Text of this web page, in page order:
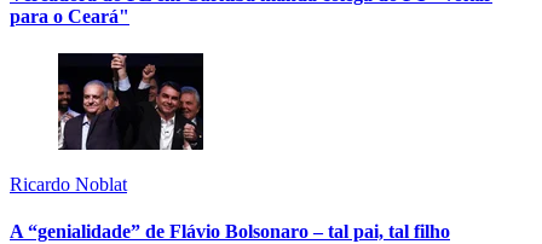
para o Ceará"
Ricardo Noblat
A “genialidade” de Flávio Bolsonaro – tal pai, tal filho